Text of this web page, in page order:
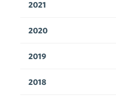
2021
2020
2019
2018